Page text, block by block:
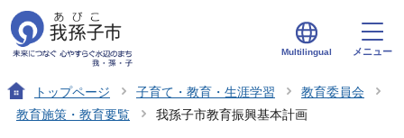
Multilingual メニュー
トップページ 子育て・教育・生涯学習
教育委員会
教育施策・教育要覧
我孫子市教育振興基本計画